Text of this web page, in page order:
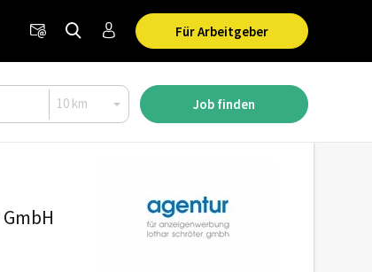
Für Arbeitgeber
Job finden